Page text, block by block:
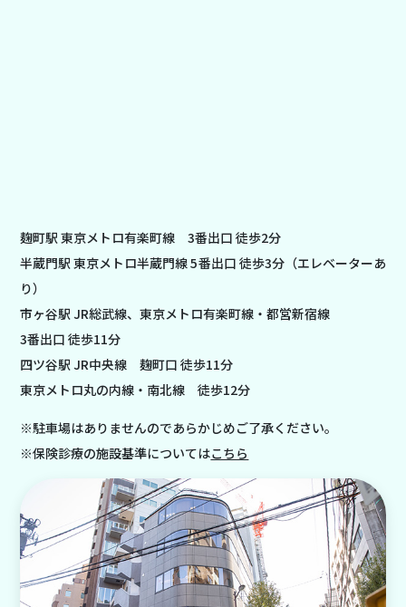
麹町駅 東京メトロ有楽町線 3番出口 徒歩2分
半蔵門駅 東京メトロ半蔵門線 5番出口 徒歩3分（エレベーターあ
り）
市ヶ谷駅 JR総武線、東京メトロ有楽町線・都営新宿線
3番出口 徒歩11分
四ツ谷駅 JR中央線 麹町口 徒歩11分
東京メトロ丸の内線・南北線 徒歩12分
※駐車場はありませんのであらかじめご了承ください。
※保険診療の施設基準についてはこちら